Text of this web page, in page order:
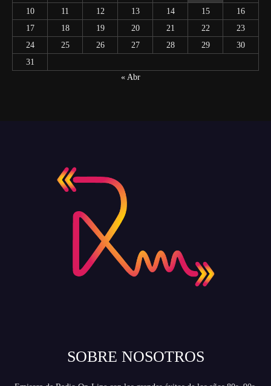
10
11 12 13 14 15
16
17
18 19 20 21 22
23
24
25 26 27 28 29
30
31
« Abr
SOBRE NOSOTROS